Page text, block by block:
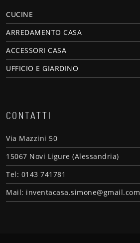
CUCINE
ARREDAMENTO CASA
ACCESSORI CASA
UFFICIO E GIARDINO
CONTATTI
Via Mazzini 50
15067 Novi Ligure (Alessandria)
Tel: 0143 741781
Mail: inventacasa.simone@gmail.com